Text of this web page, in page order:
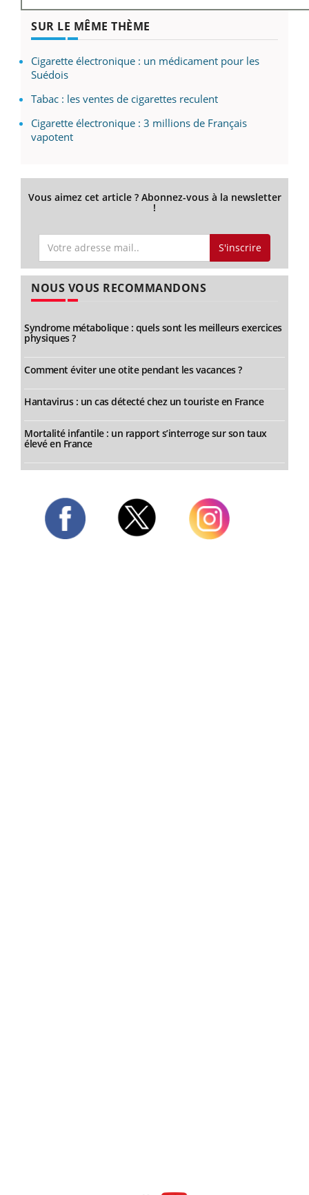
SUR LE MÊME THÈME
Cigarette électronique : un médicament pour les
Suédois
Tabac : les ventes de cigarettes reculent
Cigarette électronique : 3 millions de Français
vapotent
Vous aimez cet article ? Abonnez-vous à la newsletter
!
S'inscrire
NOUS VOUS RECOMMANDONS
Syndrome métabolique : quels sont les meilleurs exercices
physiques ?
Comment éviter une otite pendant les vacances ?
Hantavirus : un cas détecté chez un touriste en France
Mortalité infantile : un rapport s’interroge sur son taux
élevé en France